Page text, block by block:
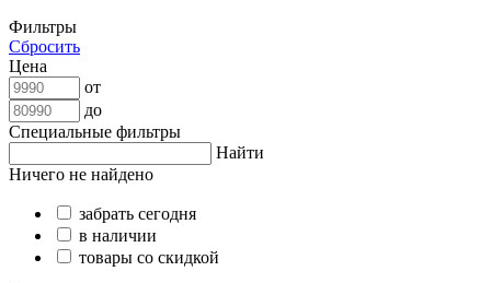
Фильтры
Сбросить
Цена
от
до
Специальные фильтры
Найти
Ничего не найдено
забрать сегодня
в наличии
товары со скидкой